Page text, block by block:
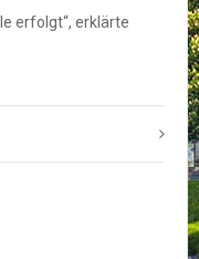
erfolgt“, erklärte